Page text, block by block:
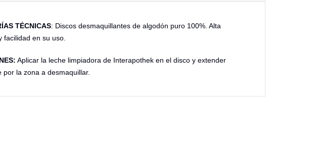
TÉCNICAS: Discos desmaquillantes de algodón puro 100%. Alta
facilidad en su uso.
Aplicar la leche limpiadora de Interapothek en el disco y extender
por la zona a desmaquillar.